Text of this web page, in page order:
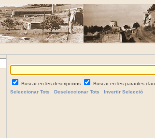
Buscar en les descripcions Buscar en les paraules clau
Seleccionar Tots
Deseleccionar Tots Invertir Selecció